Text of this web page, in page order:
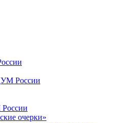
России
очерки»